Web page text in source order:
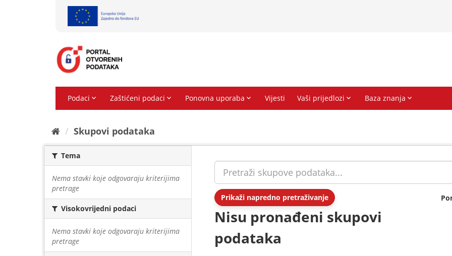
Skupovi podаtаkа
Tema
Nema stavki koje odgovaraju kriterijima
pretrage
Visokovrijedni podaci
Nema stavki koje odgovaraju kriterijima
pretrage
Prikaži napredno pretraživanje
Nisu pronađeni skupovi
podataka